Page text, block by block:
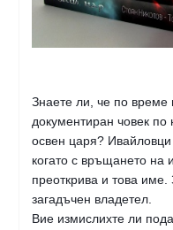
Знаете ли, че по време
документиран човек
освен царя?
когато с връщането на
преоткрива и това
загадъчен владетел.
Вие измислихте ли